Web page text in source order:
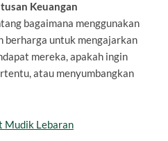
Keuangan
bagaimana menggunakan
berharga untuk mengajarkan
mereka, apakah ingin
atau menyumbangkan
Mudik Lebaran